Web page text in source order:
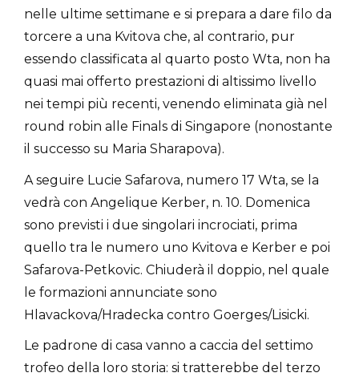
nelle ultime settimane e si prepara a dare filo da
torcere a una Kvitova che, al contrario, pur
essendo classificata al quarto posto Wta, non ha
quasi mai offerto prestazioni di altissimo livello
nei tempi più recenti, venendo eliminata già nel
round robin alle Finals di Singapore (nonostante
il successo su Maria Sharapova).
A seguire Lucie Safarova, numero 17 Wta, se la
vedrà con Angelique Kerber, n. 10. Domenica
sono previsti i due singolari incrociati, prima
quello tra le numero uno Kvitova e Kerber e poi
Safarova-Petkovic. Chiuderà il doppio, nel quale
le formazioni annunciate sono
Hlavackova/Hradecka contro Goerges/Lisicki.
Le padrone di casa vanno a caccia del settimo
trofeo della loro storia: si tratterebbe del terzo